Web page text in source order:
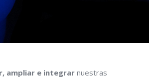
ampliar e integrar nuestras